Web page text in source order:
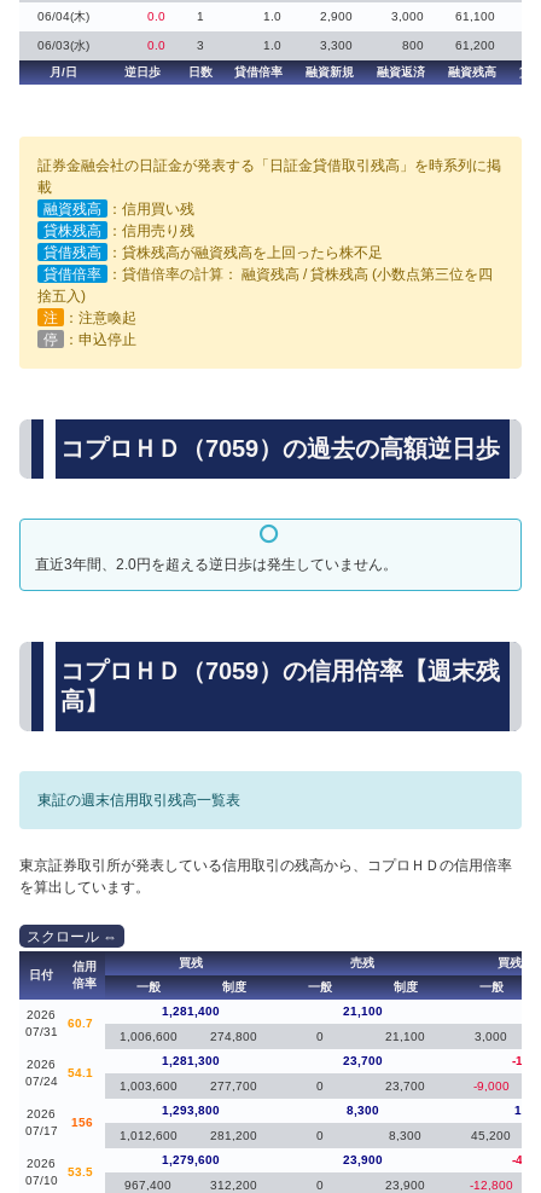
06/04(木) 0.0 1 1.0 2,900 3,000 61,100
06/03(水) 0.0 3 1.0 3,300 800 61,200
月/日
逆日歩 日数 貸借倍率 融資新規 融資返済 融資残高 貸
証券金融会社の日証金が発表する「日証金貸借取引残高」を時系列に掲
載
融資残高
：信用買い残
貸株残高
：信用売り残
貸借残高
：貸株残高が融資残高を上回ったら株不足
貸借倍率
：貸借倍率の計算： 融資残高 / 貸株残高 (小数点第三位を四
捨五入)
注
：注意喚起
停
：申込停止
コプロＨＤ（7059）の過去の高額逆日歩
直近3年間、2.0円を超える逆日歩は発生していません。
コプロＨＤ（7059）の信用倍率【週末残
高】
東証の週末信用取引残高一覧表
東京証券取引所が発表している信用取引の残高から、コプロＨＤの信用倍率
を算出しています。
日付
信用
倍率
買残 売残
買残（
一般
制度 一般 制度 一般
2026
07/31
60.7
1,281,400 21,100
1,006,600
274,800 0 21,100 3,000
2026
07/24
54.1
1,281,300 23,700
-
1,003,600
277,700 0 23,700 -9,000
2026
07/17
156
1,293,800 8,300
1,012,600
281,200 0 8,300 45,200
2026
07/10
53.5
1,279,600 23,900
-
967,400
312,200 0 23,900 -12,800